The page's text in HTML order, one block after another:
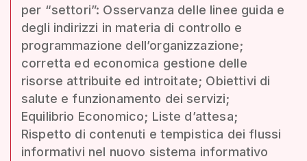
per “settori”: Osservanza delle linee guida e
degli indirizzi in materia di controllo e
programmazione dell’organizzazione;
corretta ed economica gestione delle
risorse attribuite ed introitate; Obiettivi di
salute e funzionamento dei servizi;
Equilibrio Economico; Liste d’attesa;
Rispetto di contenuti e tempistica dei flussi
informativi nel nuovo sistema informativo